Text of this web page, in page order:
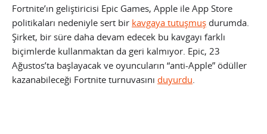
Fortnite’ın geliştiricisi Epic Games, Apple ile App Store
politikaları nedeniyle sert bir kavgaya tutuşmuş durumda.
Şirket, bir süre daha devam edecek bu kavgayı farklı
biçimlerde kullanmaktan da geri kalmıyor. Epic, 23
Ağustos’ta başlayacak ve oyuncuların “anti-Apple” ödüller
kazanabileceği Fortnite turnuvasını duyurdu.